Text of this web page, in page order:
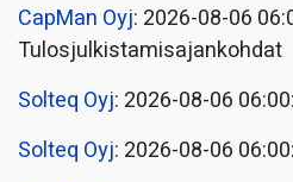
CapMan Oyj: 2026-08-06
Tulosjulkistamisajankohdat
Solteq Oyj: 2026-08-06
Solteq Oyj: 2026-08-06